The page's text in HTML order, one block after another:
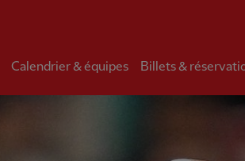
Calendrier & équipes Billets &